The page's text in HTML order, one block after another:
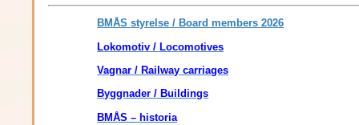
BMÅS styrelse / Board members 2026
Lokomotiv / Locomotives
Vagnar / Railway carriages
Byggnader / Buildings
BMÅS – historia